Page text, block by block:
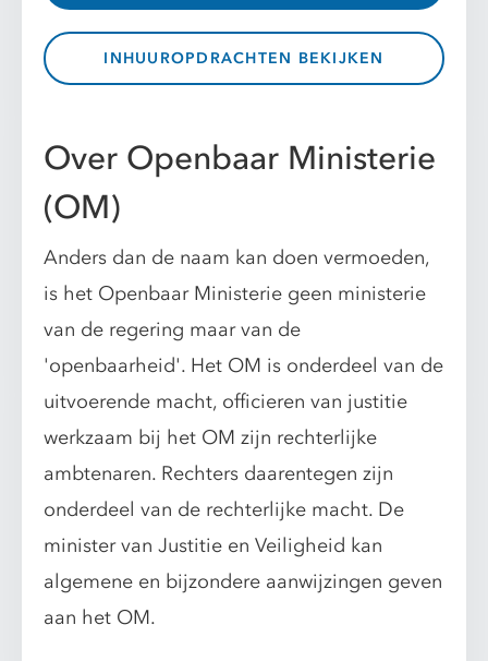
INHUUROPDRACHTEN BEKIJKEN
Over Openbaar Ministerie
(OM)
Anders dan de naam kan doen vermoeden,
is het Openbaar Ministerie geen ministerie
van de regering maar van de
'openbaarheid'. Het OM is onderdeel van de
uitvoerende macht, officieren van justitie
werkzaam bij het OM zijn rechterlijke
ambtenaren. Rechters daarentegen zijn
onderdeel van de rechterlijke macht. De
minister van Justitie en Veiligheid kan
algemene en bijzondere aanwijzingen geven
aan het OM.